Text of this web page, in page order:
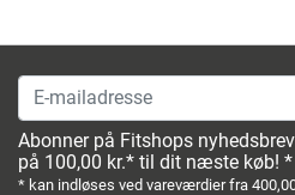
E-mailadresse
Abonner på Fitshops
på 100,00 kr.* til dit næste køb! *
* kan indløses ved vareværdier fra